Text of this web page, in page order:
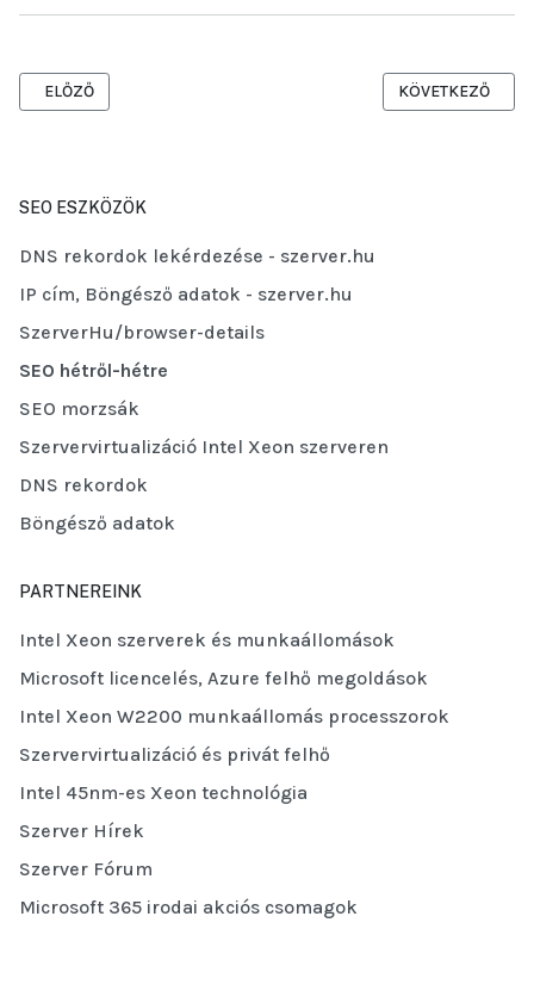
ELŐZŐ CIKK: JOOMLA ÉS A SEO - SOKSZOROZD MEG LÁTOGATÓID
ELŐZŐ KÖVETKEZŐ
KÖVETKEZŐ
SEO ESZKÖZÖK
DNS rekordok lekérdezése - szerver.hu
IP cím, Böngésző adatok - szerver.hu
SzerverHu/browser-details
SEO hétről-hétre
SEO morzsák
Szervervirtualizáció Intel Xeon szerveren
DNS rekordok
Böngésző adatok
PARTNEREINK
Intel Xeon szerverek és munkaállomások
Microsoft licencelés, Azure felhő megoldások
Intel Xeon W2200 munkaállomás processzorok
Szervervirtualizáció és privát felhő
Intel 45nm-es Xeon technológia
Szerver Hírek
Szerver Fórum
Microsoft 365 irodai akciós csomagok